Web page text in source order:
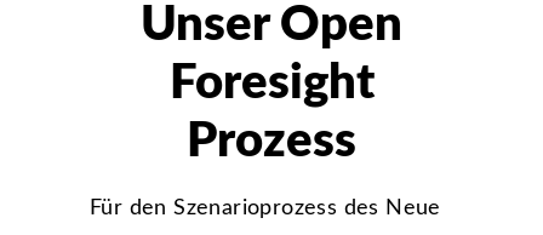
Unser Open
Foresight
Prozess
Für den Szenarioprozess des Neue